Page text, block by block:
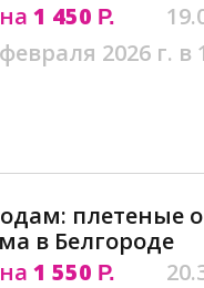
1 450 Р.
2026 г. в
плетеные
в Белгороде
1 550 Р.